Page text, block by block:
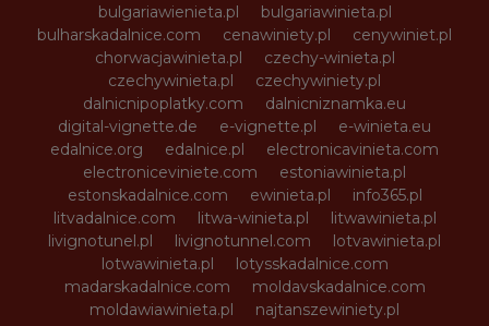
bulgariawienieta.pl
bulgariawinieta.pl
bulharskadalnice.com
cenawiniety.pl
cenywiniet.pl
chorwacjawinieta.pl
czechy-winieta.pl
czechywinieta.pl
czechywiniety.pl
dalnicnipoplatky.com
dalnicniznamka.eu
digital-vignette.de
e-vignette.pl
e-winieta.eu
edalnice.org
edalnice.pl
electronicavinieta.com
electroniceviniete.com
estoniawinieta.pl
estonskadalnice.com
ewinieta.pl
info365.pl
litvadalnice.com
litwa-winieta.pl
litwawinieta.pl
livignotunel.pl
livignotunnel.com
lotvawinieta.pl
lotwawinieta.pl
lotysskadalnice.com
madarskadalnice.com
moldavskadalnice.com
moldawiawinieta.pl
najtanszewiniety.pl